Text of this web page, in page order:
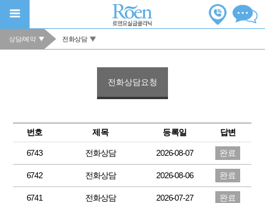
상담/예약 전화상담
전화상담요청
번호 제목 등록일 답변
6743 전화상담 2026-08-07 완료
6742 전화상담 2026-08-06 완료
6741 전화상담 2026-07-27 완료